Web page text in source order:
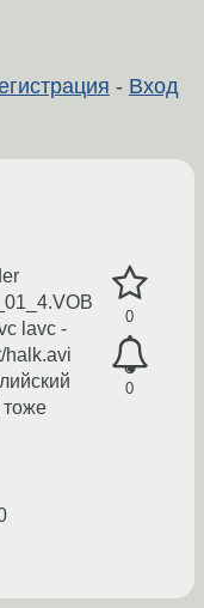
- Вход
0
0
lavc -
halk.avi
тоже